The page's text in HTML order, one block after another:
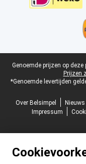
Juridische voettekst
Genoemde prijzen op
Prijzen
*Genoemde levertijden
Over Belsimpel
Nieuws
Impressum